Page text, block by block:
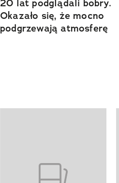
20 lat podglądali bobry.
Okazało się, że mocno
podgrzewają atmosferę